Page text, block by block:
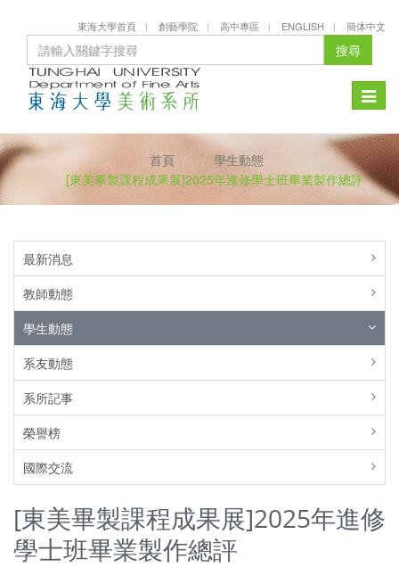
東海大學首頁 創藝學院 高中專區 ENGLISH 簡体中文
搜尋
Toggle
首頁
學生動態
[東美畢製課程成果展]2025年進修學士班畢業製作總評
最新消息
教師動態
學生動態
系友動態
系所記事
榮譽榜
國際交流
[東美畢製課程成果展]2025年進修
學士班畢業製作總評